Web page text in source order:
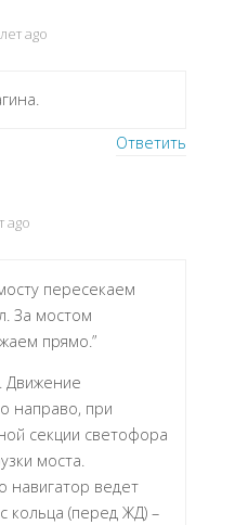
ago
Ответить
ago
пересекаем
За мостом
прямо.”
Движение
направо, при
секции светофора
моста.
навигатор ведет
кольца (перед ЖД) –